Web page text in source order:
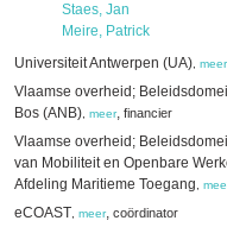
Staes, Jan
Meire, Patrick
Universiteit Antwerpen (UA) meer
Vlaamse overheid;
Bos (ANB) meer, financier
Vlaamse overheid;
van Mobiliteit en Openbare
Afdeling Maritieme Toegang
eCOAST meer, coördinator